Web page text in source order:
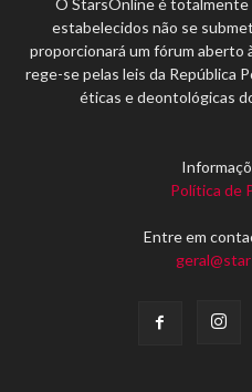
O StarsOnline é
estabelecidos não se
proporcionará um fórum aberto
rege-se pelas leis da República
éticas e deontológicas
Política de
Entre em